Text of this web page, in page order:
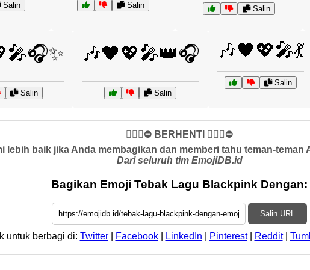
Salin Salin Salin
Salin
🎶🖤💖🎤👑🎧
Salin
🎶🖤💖🎤💃
Salin
✋🏻🛑⛔️ BERHENTI ✋🏻🛑⛔️
lebih baik jika Anda membagikan dan memberi tahu teman-
Dari seluruh tim EmojiDB.id
Bagikan Emoji Tebak Lagu Blackpink Dengan:
Salin URL
untuk berbagi di: Twitter| Facebook| LinkedIn Pinterest| Reddit|